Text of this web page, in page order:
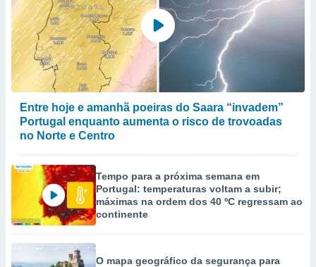
Entre hoje e amanhã poeiras do Saara “invadem”
Portugal enquanto aumenta o risco de trovoadas
no Norte e Centro
Tempo para a próxima semana em
Portugal: temperaturas voltam a subir;
máximas na ordem dos 40 ºC regressam ao
continente
O mapa geográfico da segurança para